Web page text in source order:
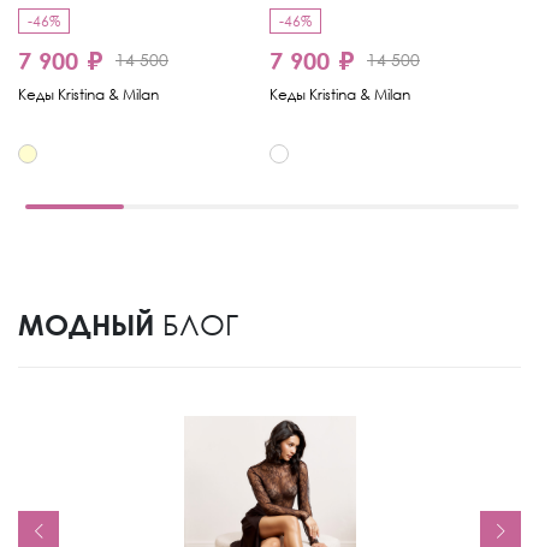
-46%
7 900 ₽ 14 500
Кеды Kristina & Milan
-46%
7 900 ₽ 14 500
Кеды Kristina & Milan
МОДНЫЙ БЛОГ